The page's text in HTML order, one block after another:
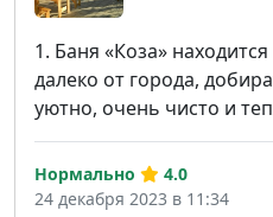
1. Баня «Коза»
далеко от города,
уютно, очень чисто и
Нормально
4.0
24 декабря 2023 в 11:34